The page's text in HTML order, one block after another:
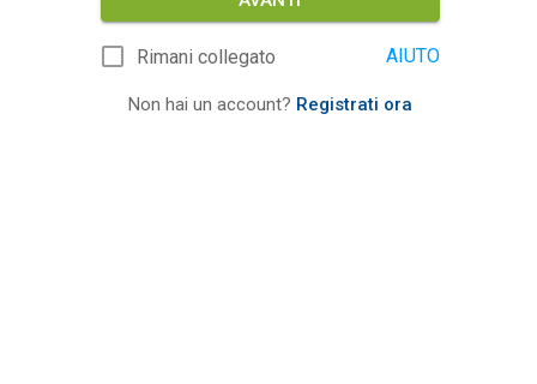
Rimani collegato AIUTO
Non hai un account? Registrati ora